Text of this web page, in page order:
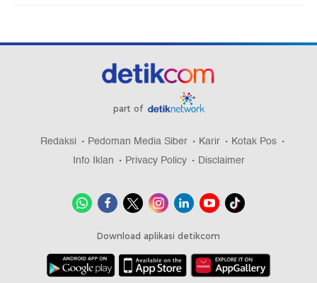
part of
Redaksi Pedoman Media Siber Karir
Kotak Pos
Info Iklan
Privacy Policy Disclaimer
Download aplikasi detikcom